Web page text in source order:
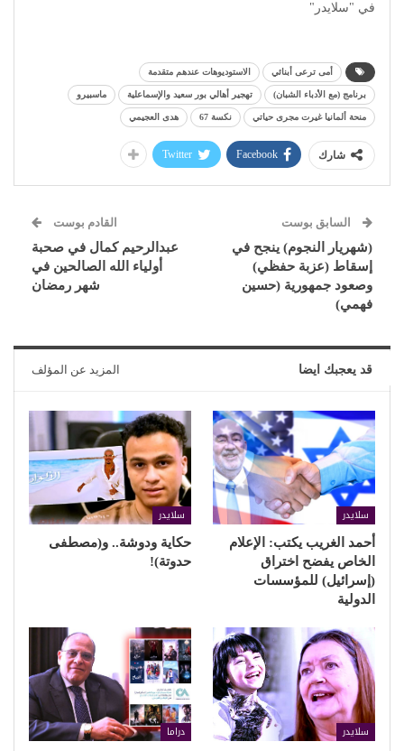
في "سلايدر"
أمى ترعى أبنائي الاستوديوهات عندهم متقدمة
برنامج (مع الأدباء الشبان) تهجير أهالي بور سعيد والإسماعلية ماسبيرو
منحة ألمانيا غيرت مجرى حياتي نكسة 67 هدى العجيمي
شارك Facebook
Twitter
السابق بوست
(شهريار النجوم) ينجح في
إسقاط (عزبة حفظي)
وصعود جمهورية (حسين
فهمي)
القادم بوست
عبدالرحيم كمال في صحبة
أولياء الله الصالحين في
شهر رمضان
قد يعجبك ايضا المزيد عن المؤلف
سلايدر
أحمد الغريب يكتب: الإعلام
الخاص يفضح اختراق
(إسرائيل) للمؤسسات
الدولية
سلايدر
حكاية ودوشة.. و(مصطفى
حدوتة)!
سلايدر دراما